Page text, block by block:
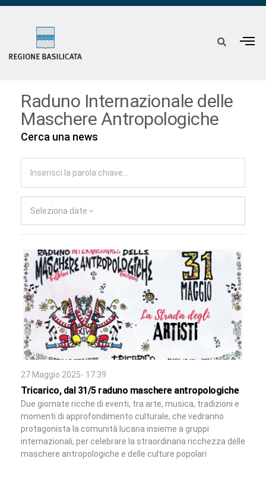
Raduno Internazionale delle
Maschere Antropologiche
Cerca una news
Seleziona date
27 Maggio 2025- 17:39
Tricarico, dal 31/5 raduno maschere antropologiche
Due giornate ricche di eventi, tra arte, musica, tradizioni e
momenti di approfondimento culturale, che vedranno
protagonista la comunità lucana insieme a gruppi
internazionali, per celebrare la straordinaria ricchezza delle
maschere antropologiche e delle culture popolari